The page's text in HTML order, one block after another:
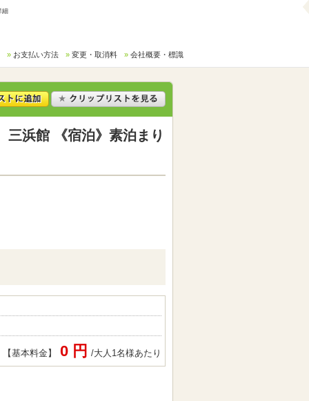
細
お支払い方法 変更・取消料 会社概要・標識
浜館 《宿泊》素泊まり
【基本料金】 0 円 /大人1名様あたり